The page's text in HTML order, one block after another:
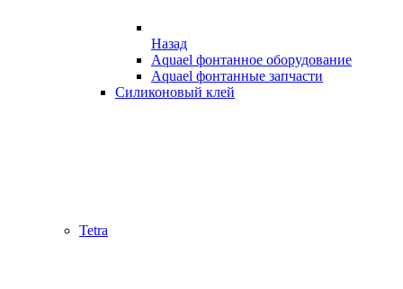
Назад
Aquael фонтанное оборудование
Aquael фонтанные запчасти
Силиконовый клей
Tetra